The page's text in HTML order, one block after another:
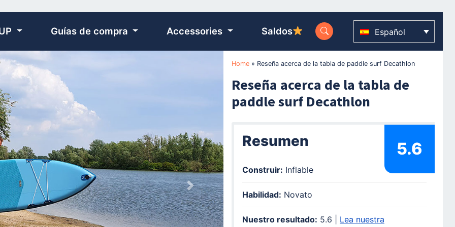
Guías de compra Accessories Saldos Español
Next
Home » Reseña acerca de la tabla de paddle surf Decathlon
Reseña acerca de la tabla de
paddle surf Decathlon
Resumen
Construir: Inflable
Habilidad: Novato
Nuestro resultado: 5.6 | Lea nuestra
5.6